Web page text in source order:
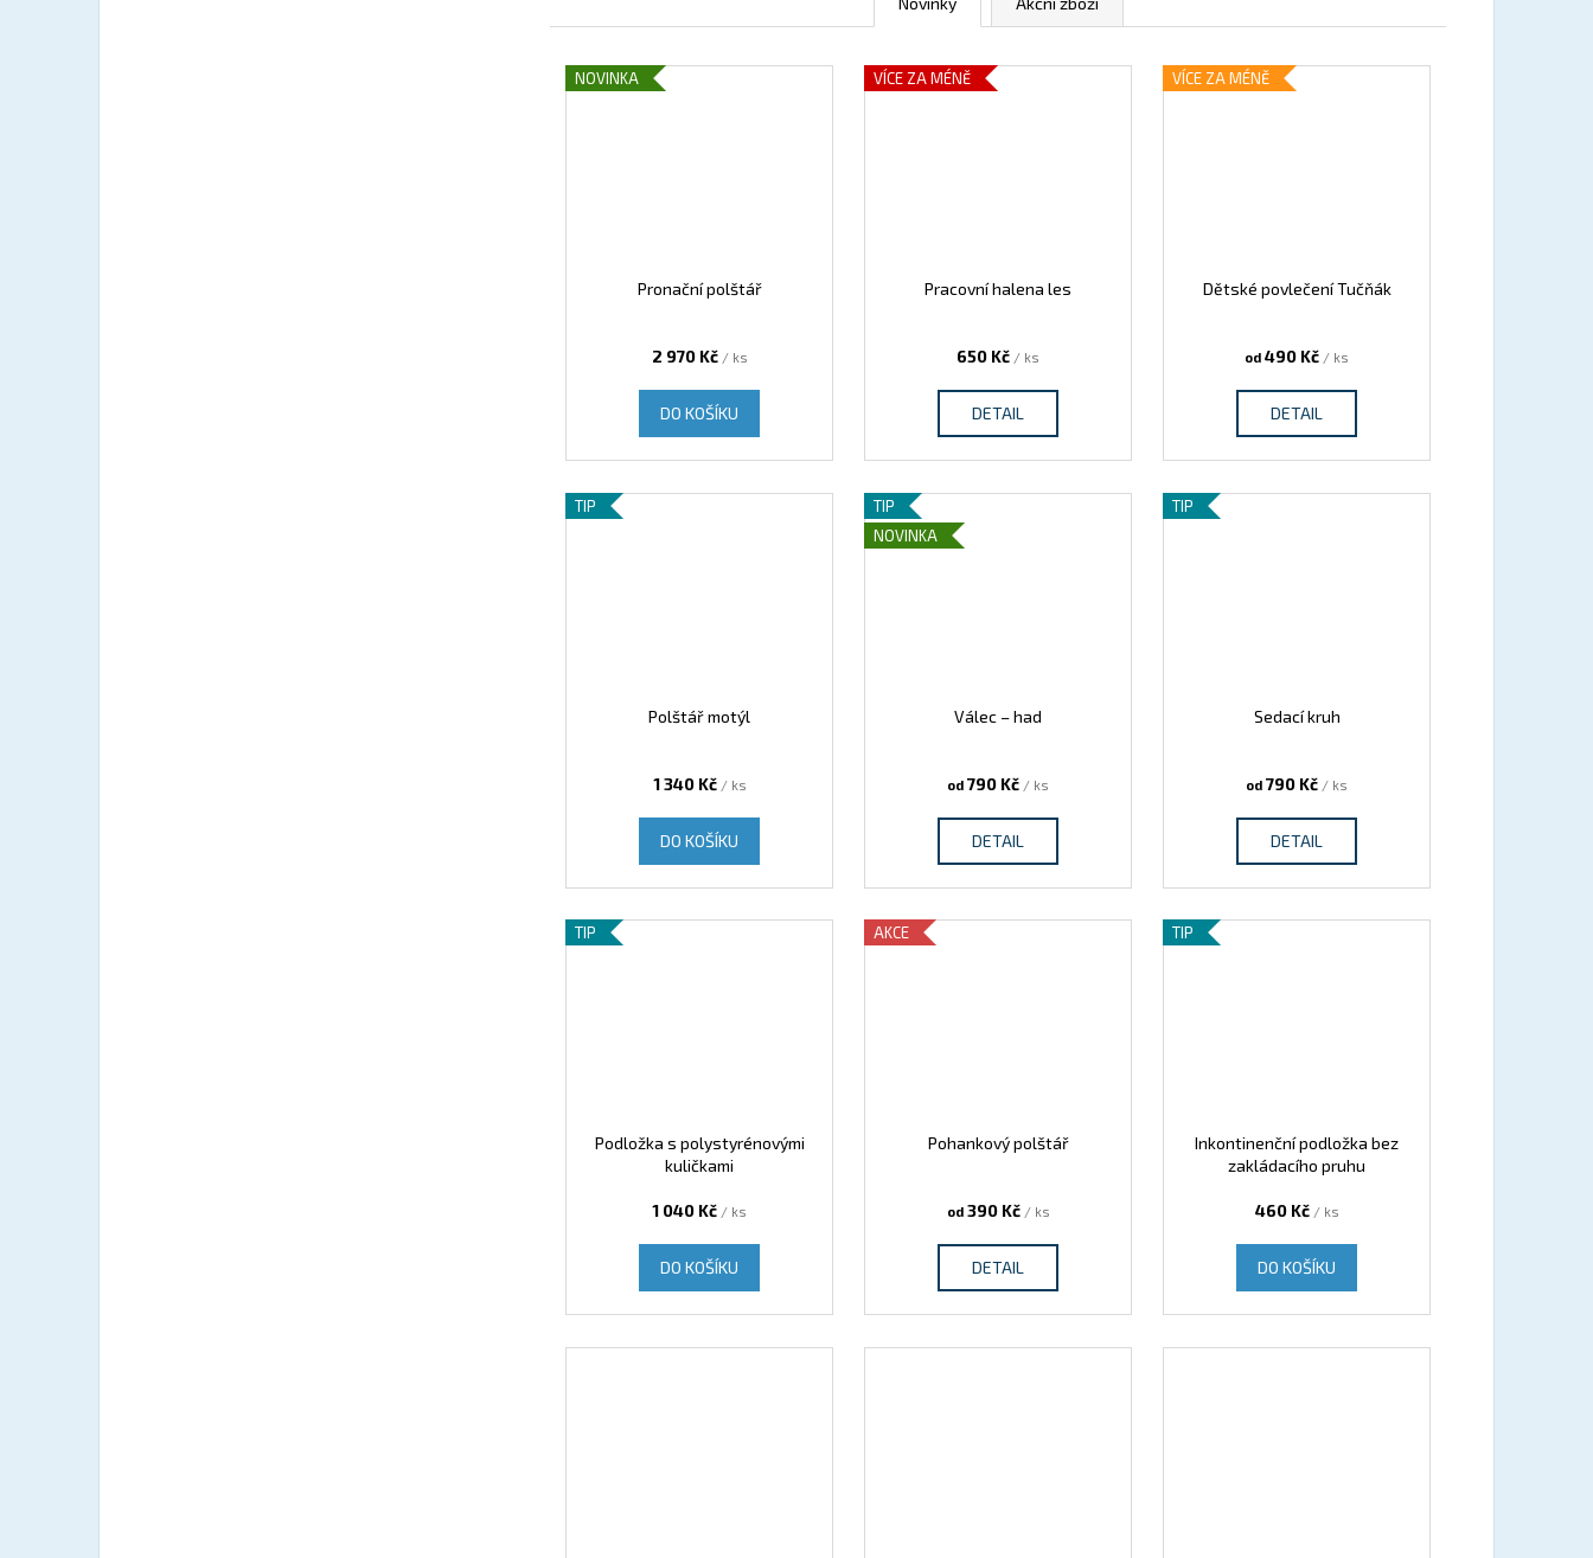
NOVINKA
Pronační polštář
2 970 Kč / ks
DO KOŠÍKU
VÍCE ZA MÉNĚ
Pracovní halena les
650 Kč / ks
DETAIL
VÍCE ZA MÉNĚ
Dětské povlečení Tučňák
od 490 Kč / ks
DETAIL
TIP
Polštář motýl
1 340 Kč / ks
DO KOŠÍKU
TIP
NOVINKA
Válec – had
od 790 Kč / ks
DETAIL
TIP
Sedací kruh
od 790 Kč / ks
DETAIL
TIP
Podložka s polystyrénovými
kuličkami
1 040 Kč / ks
DO KOŠÍKU
AKCE
Pohankový polštář
od390 Kč / ks
DETAIL
TIP
Inkontinenční podložka bez
zakládacího pruhu
460 Kč / ks
DO KOŠÍKU